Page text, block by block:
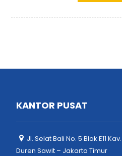
KANTOR PUSAT
Jl. Selat Bali No. 5 Blok E11
Duren Sawit – Jakarta Timur